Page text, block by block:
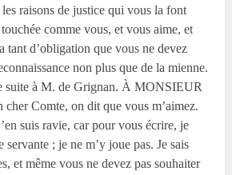
les raisons de justice qui vous la font
comme vous, et vous aime, et
tant d’obligation que vous ne devez
non plus que de la mienne.
suite à M. de Grignan. À MONSIEUR
Comte, on dit que vous m’aimez.
suis ravie, car pour vous écrire, je
servante ; je ne m’y joue pas. Je sais
et même vous ne devez pas souhaiter